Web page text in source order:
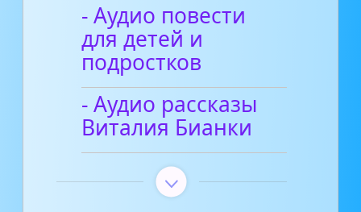
- Аудио повести
для детей и
подростков
- Аудио рассказы
Виталия Бианки